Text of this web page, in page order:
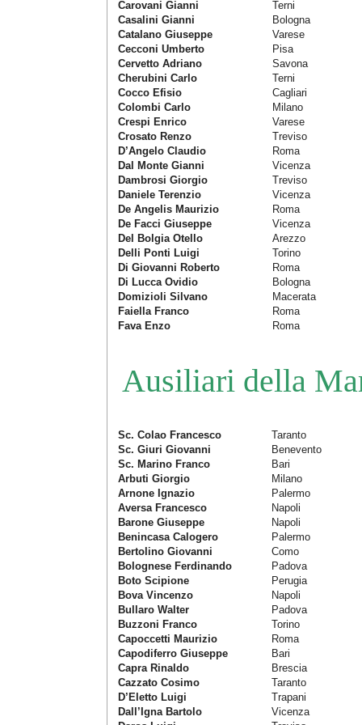
Carovani Gianni
Terni
Casalini Gianni
Bologna
Catalano Giuseppe
Varese
Cecconi Umberto
Pisa
Cervetto Adriano
Savona
Cherubini Carlo
Terni
Cocco Efisio
Cagliari
Colombi Carlo
Milano
Crespi Enrico
Varese
Crosato Renzo
Treviso
D’Angelo Claudio
Roma
Dal Monte Gianni
Vicenza
Dambrosi Giorgio
Treviso
Daniele Terenzio
Vicenza
De Angelis Maurizio
Roma
De Facci Giuseppe
Vicenza
Del Bolgia Otello
Arezzo
Delli Ponti Luigi
Torino
Di Giovanni Roberto
Roma
Di Lucca Ovidio
Bologna
Domizioli Silvano
Macerata
Faiella Franco
Roma
Fava Enzo
Roma
Ausiliari della
Sc. Colao Francesco
Taranto
Sc. Giuri Giovanni
Benevento
Sc. Marino Franco
Bari
Arbuti Giorgio
Milano
Arnone Ignazio
Palermo
Aversa Francesco
Napoli
Barone Giuseppe
Napoli
Benincasa Calogero
Palermo
Bertolino Giovanni
Como
Bolognese Ferdinando
Padova
Boto Scipione
Perugia
Bova Vincenzo
Napoli
Bullaro Walter
Padova
Buzzoni Franco
Torino
Capoccetti Maurizio
Roma
Capodiferro Giuseppe
Bari
Capra Rinaldo
Brescia
Cazzato Cosimo
Taranto
D’Eletto Luigi
Trapani
Dall’Igna Bartolo
Vicenza